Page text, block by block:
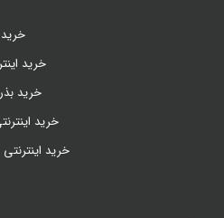
خرید
خرید
خرید
خرید